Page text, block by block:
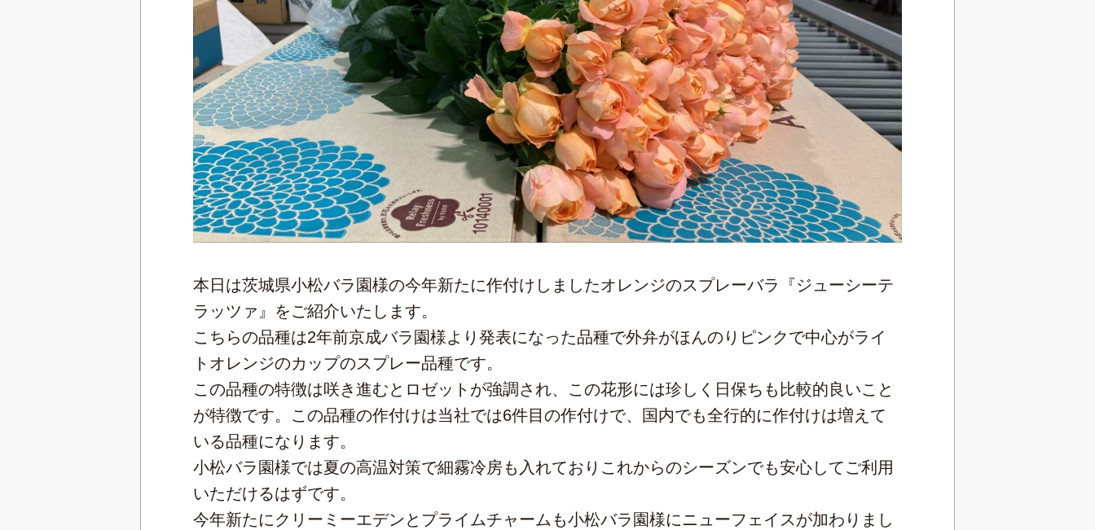
本日は茨城県小松バラ園様の今年新たに作付けしましたオレンジのスプレーバラ『ジューシーテ
ラッツァ』をご紹介いたします。
こちらの品種は2年前京成バラ園様より発表になった品種で外弁がほんのりピンクで中心がライ
トオレンジのカップのスプレー品種です。
この品種の特徴は咲き進むとロゼットが強調され、この花形には珍しく日保ちも比較的良いこと
が特徴です。この品種の作付けは当社では6件目の作付けで、国内でも全行的に作付けは増えて
いる品種になります。
小松バラ園様では夏の高温対策で細霧冷房も入れておりこれからのシーズンでも安心してご利用
いただけるはずです。
今年新たにクリーミーエデンとプライムチャームも小松バラ園様にニューフェイスが加わりまし